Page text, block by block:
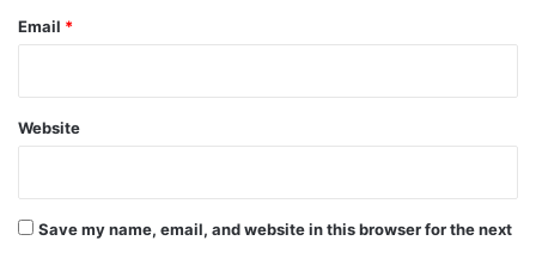
Email *
Website
Save my name, email, and website in this browser for the next